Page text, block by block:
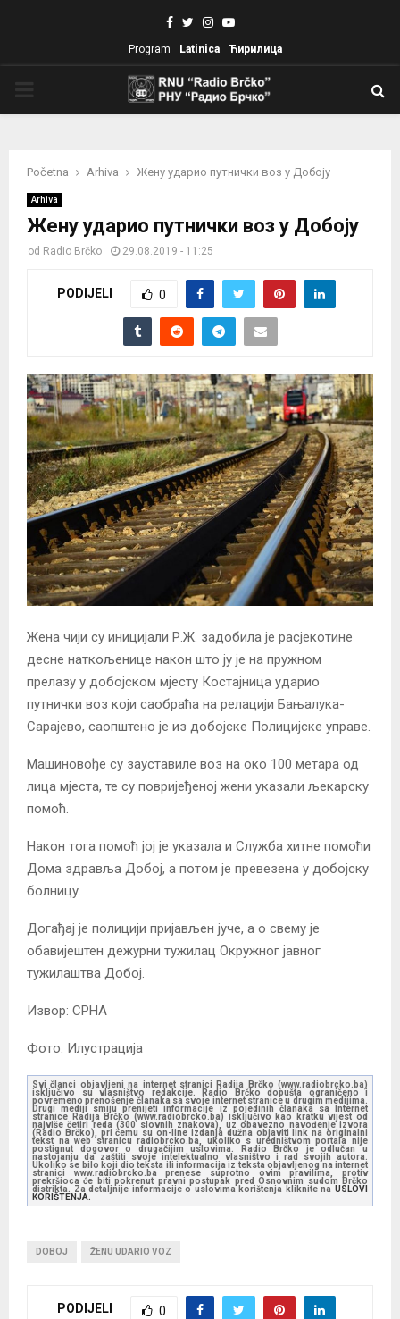
Facebook
TwitterInstagram
Youtube
Program Latinica Ћирилица
Početna Arhiva Жену ударио путнички воз у Добоју
Arhiva
Жену ударио путнички воз у Добоју
od Radio Brčko 29.08.2019 - 11:25
PODIJELI 0
Жена чији су иницијали Р.Ж. задобила је расјекотине
десне наткољенице након што ју је на пружном
прелазу у добојском мјесту Костајница ударио
путнички воз који саобраћа на релацији Бањалука-
Сарајево, саопштено је из добојске Полицијске управе.
Машиновође су зауставиле воз на око 100 метара од
лица мјеста, те су повријеђеној жени указали љекарску
помоћ.
Након тога помоћ јој је указала и Служба хитне помоћи
Дома здравља Добој, а потом је превезена у добојску
болницу.
Догађај је полицији пријављен јуче, а о свему је
обавијештен дежурни тужилац Окружног јавног
тужилаштва Добој.
Извор: СРНА
Фото: Илустрација
Svi članci objavljeni na internet stranici Radija Brčko (www.radiobrcko.ba)
isključivo su vlasništvo redakcije. Radio Brčko dopušta ograničeno i
povremeno prenošenje članaka sa svoje internet stranice u drugim medijima.
Drugi mediji smiju prenijeti informacije iz pojedinih članaka sa Internet
stranice Radija Brčko (www.radiobrcko.ba) isključivo kao kratku vijest od
najviše četiri reda (300 slovnih znakova), uz obavezno navođenje izvora
(Radio Brčko), pri čemu su on-line izdanja dužna objaviti link na originalni
tekst na web stranicu radiobrcko.ba, ukoliko s uredništvom portala nije
postignut dogovor o drugačijim uslovima. Radio Brčko je odlučan u
nastojanju da zaštiti svoje intelektualno vlasništvo i rad svojih autora.
Ukoliko se bilo koji dio teksta ili informacija iz teksta objavljenog na internet
stranici www.radiobrcko.ba prenese suprotno ovim pravilima, protiv
prekršioca će biti pokrenut pravni postupak pred Osnovnim sudom Brčko
distrikta. Za detaljnije informacije o uslovima korištenja kliknite na USLOVI
KORIŠTENJA.
DOBOJ ŽENU UDARIO VOZ
PODIJELI 0